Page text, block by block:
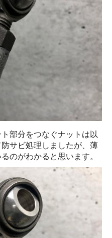
部分をつなぐナットは以
サビ処理しましたが、薄
のがわかると思います。